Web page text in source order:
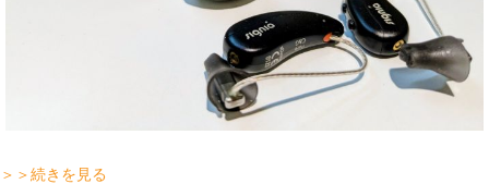
＞＞続きを見る